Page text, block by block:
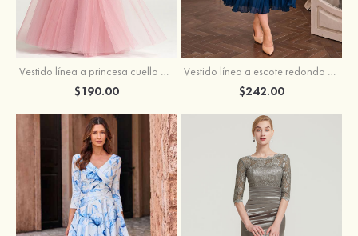
Vestido línea a princesa cuello de corazón hasta el suelo vestido de madrina
$190.00
Vestido línea a escote redondo gasa hasta la tibia vestido de madrina
$242.00